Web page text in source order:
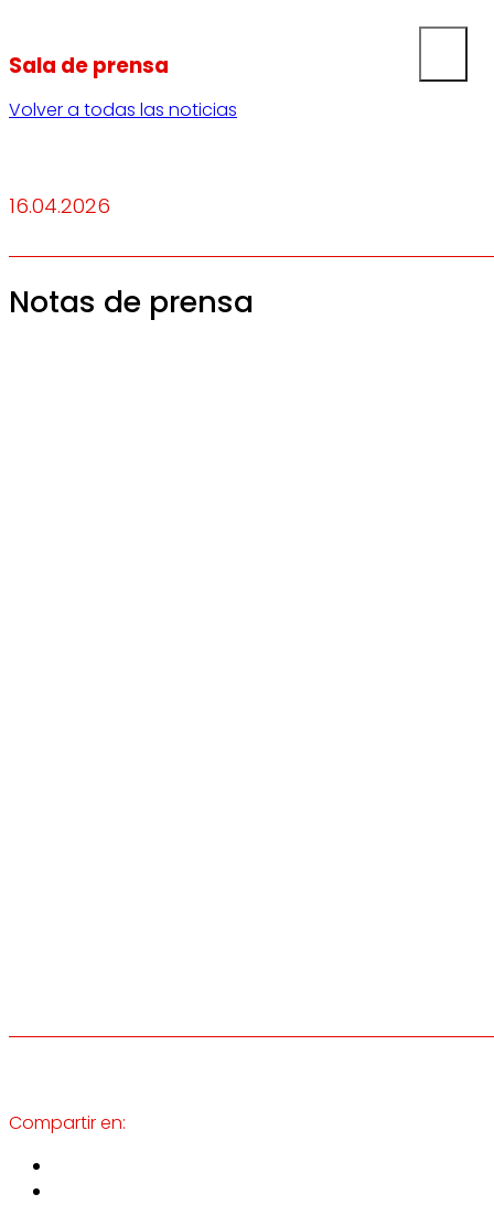
Sala de prensa
Volver a todas las noticias
16.04.2026
Notas de prensa
Compartir en: